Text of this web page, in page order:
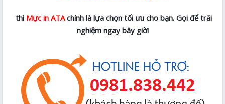
thì Mực in ATAchính là lựa chọn tối ưu cho bạn. Gọi để trãi
nghiệm ngay bây giờ!